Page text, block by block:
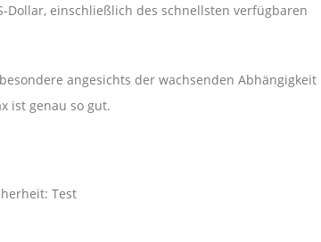
Dollar, einschließlich des schnellsten verfügbaren
angesichts der wachsenden Abhängigkeit
ist genau so gut.
Test